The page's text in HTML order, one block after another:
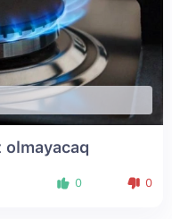
olmayacaq
0 0